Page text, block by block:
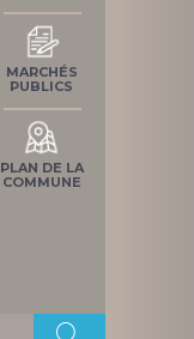
MARCHÉS
PUBLICS
PLAN DE LA
COMMUNE